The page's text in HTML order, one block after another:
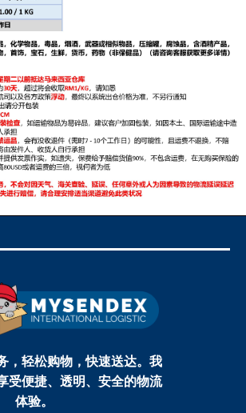
，轻松购物，快速送达。我
受便捷、透明、安全的物流
体验。